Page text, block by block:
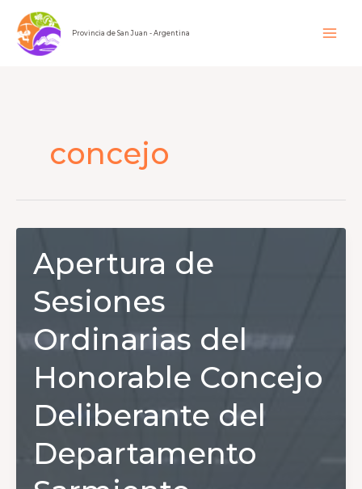
contenido
Provincia de San Juan - Argentina
concejo
Apertura de
Sesiones
Ordinarias del
Honorable Concejo
Deliberante del
Departamento